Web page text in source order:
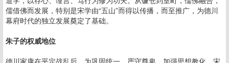
儒借佛而发展，特别是宋学由“五山”而得以传播，而至推广，为德川
幕府时代的独立发展奠定了基础。
朱子的权威地位
德川家康在平定战乱后，为巩固统一，严守尊卑，加强思想教化，宋